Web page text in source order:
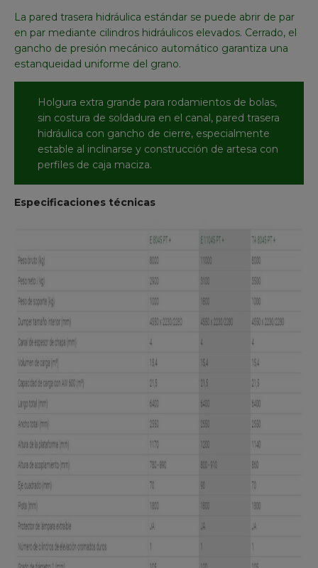
La pared trasera hidráulica estándar se puede abrir de par
en par mediante cilindros hidráulicos elevados. Cerrado, el
gancho de presión mecánico automático garantiza una
estanqueidad uniforme del grano.
Holgura extra grande para rodamientos de bolas,
sin costura de soldadura en el canal, pared trasera
hidráulica con gancho de cierre, especialmente
estable al inclinarse y construcción de artesa con
perfiles de caja maciza.
Especificaciones técnicas